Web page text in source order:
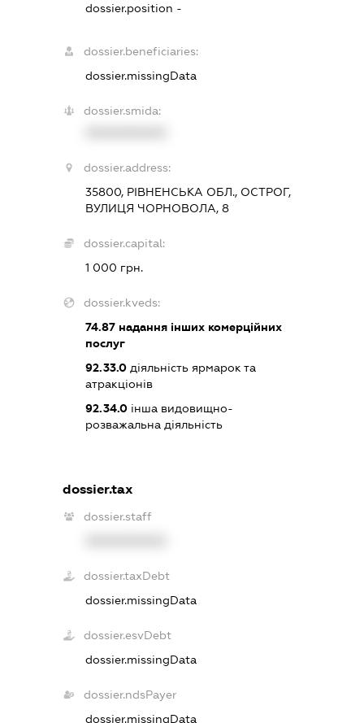
dossier.position -
dossier.beneficiaries:
dossier.missingData
dossier.smida:
dossier.address:
35800, РІВНЕНСЬКА ОБЛ., ОСТРОГ,
ВУЛИЦЯ ЧОРНОВОЛА, 8
dossier.capital:
1 000 грн.
dossier.kveds:
74.87надання інших комерційних
послуг
92.33.0діяльність ярмарок та
атракціонів
92.34.0інша видовищно-
розважальна діяльність
dossier.tax
dossier.staff
dossier.taxDebt
dossier.missingData
dossier.esvDebt
dossier.missingData
dossier.ndsPayer
dossier.missingData